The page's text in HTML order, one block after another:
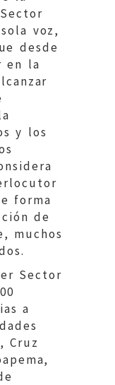
voz,
desde
en la
y los
forma
de
muchos
Sector
a
Cruz